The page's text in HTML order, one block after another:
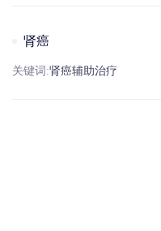
肾癌
关键词:肾癌辅助治疗